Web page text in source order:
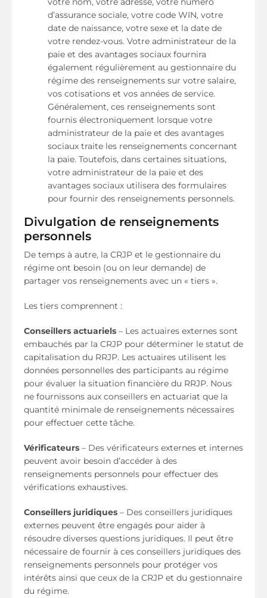
d’assurance sociale, votre code WIN, votre
date de naissance, votre sexe et la date de
votre rendez-vous. Votre administrateur de la
paie et des avantages sociaux fournira
également régulièrement au gestionnaire du
régime des renseignements sur votre salaire,
vos cotisations et vos années de service.
Généralement, ces renseignements sont
fournis électroniquement lorsque votre
administrateur de la paie et des avantages
sociaux traite les renseignements concernant
la paie. Toutefois, dans certaines situations,
votre administrateur de la paie et des
avantages sociaux utilisera des formulaires
pour fournir des renseignements personnels.
Divulgation de renseignements
personnels
De temps à autre, la CRJP et le gestionnaire du
régime ont besoin (ou on leur demande) de
partager vos renseignements avec un « tiers ».
Les tiers comprennent :
Conseillers actuariels – Les actuaires externes sont
embauchés par la CRJP pour déterminer le statut de
capitalisation du RRJP. Les actuaires utilisent les
données personnelles des participants au régime
pour évaluer la situation financière du RRJP. Nous
ne fournissons aux conseillers en actuariat que la
quantité minimale de renseignements nécessaires
pour effectuer cette tâche.
Vérificateurs – Des vérificateurs externes et internes
peuvent avoir besoin d’accéder à des
renseignements personnels pour effectuer des
vérifications exhaustives.
Conseillers juridiques – Des conseillers juridiques
externes peuvent être engagés pour aider à
résoudre diverses questions juridiques. Il peut être
nécessaire de fournir à ces conseillers juridiques des
renseignements personnels pour protéger vos
intérêts ainsi que ceux de la CRJP et du gestionnaire
du régime.